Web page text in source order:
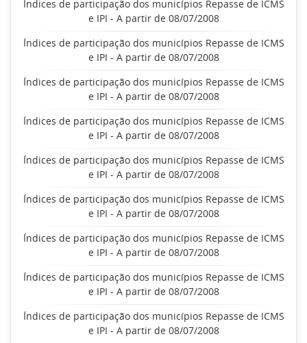
Índices de participação dos municípios Repasse de ICMS
e IPI - A partir de 08/07/2008
Índices de participação dos municípios Repasse de ICMS
e IPI - A partir de 08/07/2008
Índices de participação dos municípios Repasse de ICMS
e IPI - A partir de 08/07/2008
Índices de participação dos municípios Repasse de ICMS
e IPI - A partir de 08/07/2008
Índices de participação dos municípios Repasse de ICMS
e IPI - A partir de 08/07/2008
Índices de participação dos municípios Repasse de ICMS
e IPI - A partir de 08/07/2008
Índices de participação dos municípios Repasse de ICMS
e IPI - A partir de 08/07/2008
Índices de participação dos municípios Repasse de ICMS
e IPI - A partir de 08/07/2008
Índices de participação dos municípios Repasse de ICMS
e IPI - A partir de 08/07/2008